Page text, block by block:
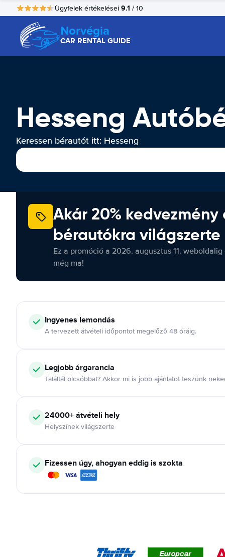
Ügyfelek értékelései 9.1 / 10
Norvégia
CAR RENTAL GUIDE
Hesseng
Keressen bérautót itt: Hesseng
Akár 20% kedvezmény
bérautókra világszerte
Ez a promóció a 2026. augusztus 11.
még ma!
Ingyenes lemondás
A tervezett átvételi időpontot megelőző 48 óráig.
Legjobb árgarancia
Találtál olcsóbbat? Akkor mi is jobb ajánlatot teszünk
24000+ átvételi hely
Helyszínek világszerte
Fizessen úgy, ahogyan eddig is szokta